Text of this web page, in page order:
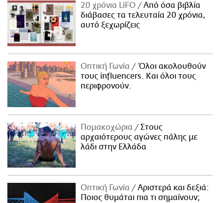
20 χρόνια LiFO
Από όσα βιβλία
διάβασες τα τελευταία 20 χρόνια,
αυτό ξεχωρίζεις
Οπτική Γωνία
Όλοι ακολουθούν
τους influencers. Και όλοι τους
περιφρονούν.
Πομακοχώρια
Στους
αρχαιότερους αγώνες πάλης με
λάδι στην Ελλάδα
Οπτική Γωνία
Αριστερά και δεξιά:
Ποιος θυμάται πια τι σημαίνουν;